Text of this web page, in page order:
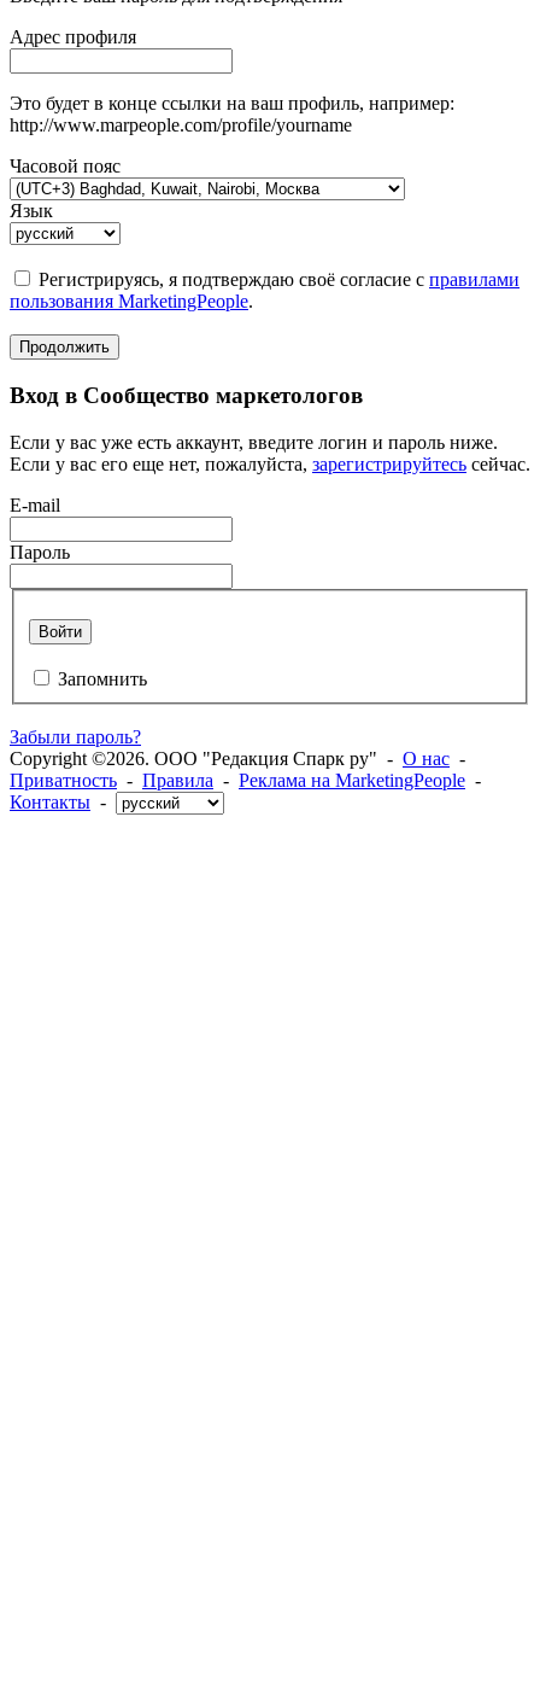
Адрес профиля
Это будет в конце ссылки на ваш профиль, например:
http://www.marpeople.com/profile/yourname
Часовой пояс
Язык
Регистрируясь, я подтверждаю своё согласие с правилами
пользования MarketingPeople.
Продолжить
Вход в Сообщество маркетологов
Если у вас уже есть аккаунт, введите логин и пароль ниже.
Если у вас его еще нет, пожалуйста, зарегистрируйтесь сейчас.
E-mail
Пароль
Войти
Запомнить
Забыли пароль?
Copyright ©2026. ООО "Редакция Спарк ру" - О нас -
Приватность - Правила - Реклама на MarketingPeople -
Контакты -